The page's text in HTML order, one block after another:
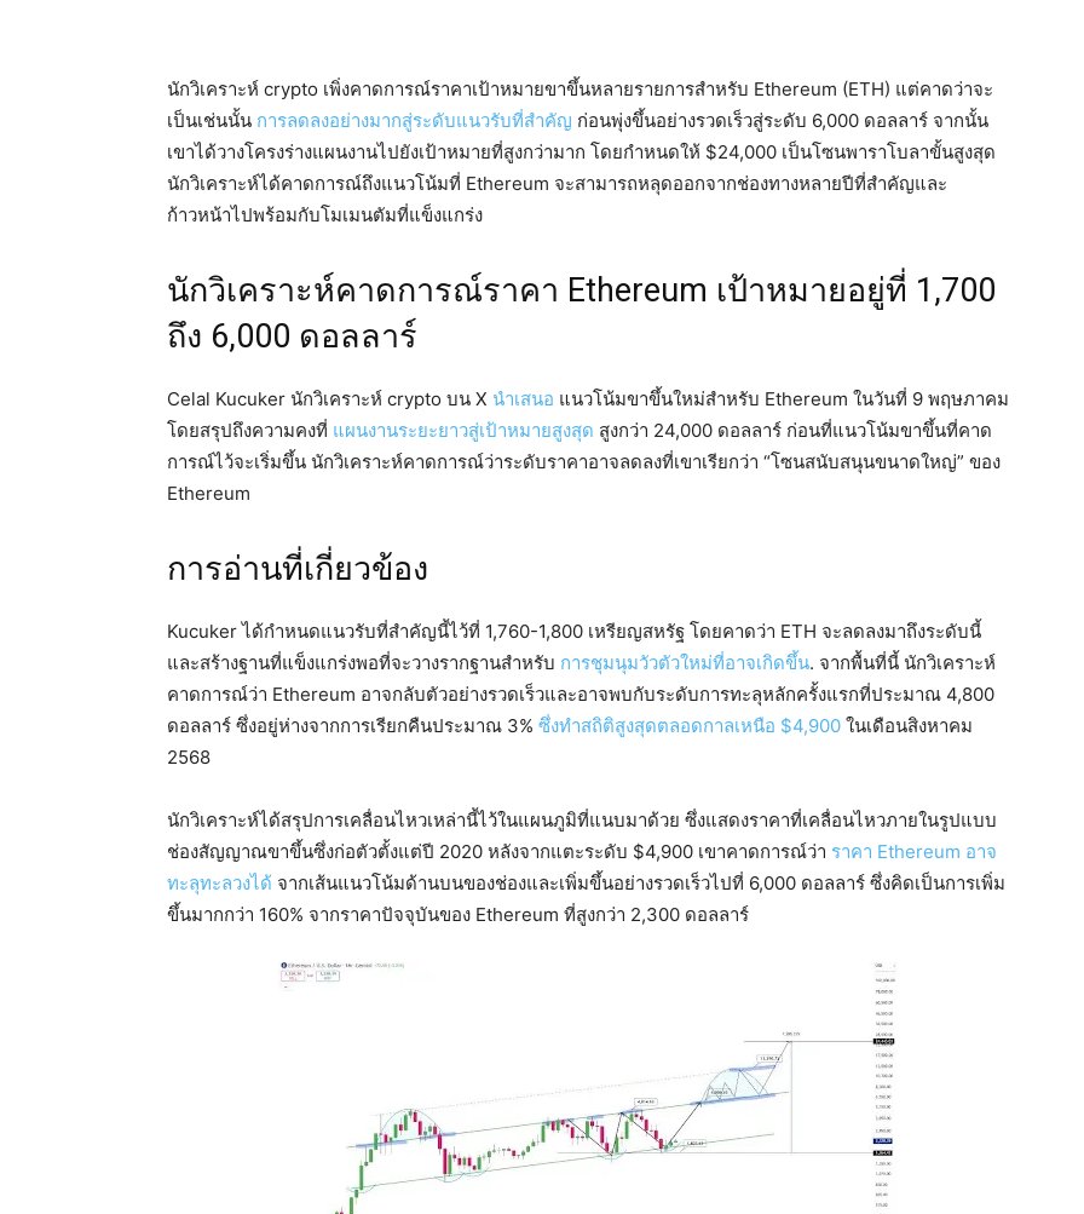
นักวิเคราะห์ crypto เพิ่งคาดการณ์ราคาเป้าหมายขาขึ้นหลายรายการสำหรับ Ethereum (ETH) แต่คาดว่าจะ
เป็นเช่นนั้น การลดลงอย่างมากสู่ระดับแนวรับที่สำคัญ ก่อนพุ่งขึ้นอย่างรวดเร็วสู่ระดับ 6,000 ดอลลาร์ จากนั้น
เขาได้วางโครงร่างแผนงานไปยังเป้าหมายที่สูงกว่ามาก โดยกำหนดให้ $24,000 เป็นโซนพาราโบลาขั้นสูงสุด
นักวิเคราะห์ได้คาดการณ์ถึงแนวโน้มที่ Ethereum จะสามารถหลุดออกจากช่องทางหลายปีที่สำคัญและ
ก้าวหน้าไปพร้อมกับโมเมนตัมที่แข็งแกร่ง
นักวิเคราะห์คาดการณ์ราคา Ethereum เป้าหมายอยู่ที่ 1,700
ถึง 6,000 ดอลลาร์
Celal Kucuker นักวิเคราะห์ crypto บน X นำเสนอ แนวโน้มขาขึ้นใหม่สำหรับ Ethereum ในวันที่ 9 พฤษภาคม
โดยสรุปถึงความคงที่ แผนงานระยะยาวสู่เป้าหมายสูงสุด สูงกว่า 24,000 ดอลลาร์ ก่อนที่แนวโน้มขาขึ้นที่คาด
การณ์ไว้จะเริ่มขึ้น นักวิเคราะห์คาดการณ์ว่าระดับราคาอาจลดลงที่เขาเรียกว่า “โซนสนับสนุนขนาดใหญ่” ของ
Ethereum
การอ่านที่เกี่ยวข้อง
Kucuker ได้กำหนดแนวรับที่สำคัญนี้ไว้ที่ 1,760-1,800 เหรียญสหรัฐ โดยคาดว่า ETH จะลดลงมาถึงระดับนี้
และสร้างฐานที่แข็งแกร่งพอที่จะวางรากฐานสำหรับ การชุมนุมวัวตัวใหม่ที่อาจเกิดขึ้น. จากพื้นที่นี้ นักวิเคราะห์
คาดการณ์ว่า Ethereum อาจกลับตัวอย่างรวดเร็วและอาจพบกับระดับการทะลุหลักครั้งแรกที่ประมาณ 4,800
ดอลลาร์ ซึ่งอยู่ห่างจากการเรียกคืนประมาณ 3% ซึ่งทำสถิติสูงสุดตลอดกาลเหนือ $4,900 ในเดือนสิงหาคม
2568
นักวิเคราะห์ได้สรุปการเคลื่อนไหวเหล่านี้ไว้ในแผนภูมิที่แนบมาด้วย ซึ่งแสดงราคาที่เคลื่อนไหวภายในรูปแบบ
ช่องสัญญาณขาขึ้นซึ่งก่อตัวตั้งแต่ปี 2020 หลังจากแตะระดับ $4,900 เขาคาดการณ์ว่า ราคา Ethereum อาจ
ทะลุทะลวงได้ จากเส้นแนวโน้มด้านบนของช่องและเพิ่มขึ้นอย่างรวดเร็วไปที่ 6,000 ดอลลาร์ ซึ่งคิดเป็นการเพิ่ม
ขึ้นมากกว่า 160% จากราคาปัจจุบันของ Ethereum ที่สูงกว่า 2,300 ดอลลาร์